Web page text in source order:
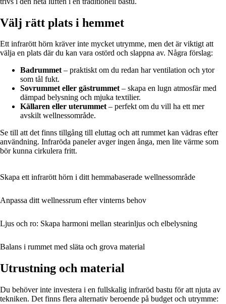
Välj rätt plats i hemmet
Ett infrarött hörn kräver inte mycket utrymme, men det är viktigt att
välja en plats där du kan vara ostörd och slappna av. Några förslag:
Badrummet– praktiskt om du redan har ventilation och ytor
som tål fukt.
Sovrummet eller gästrummet– skapa en lugn atmosfär med
dämpad belysning och mjuka textilier.
Källaren eller uterummet– perfekt om du vill ha ett mer
avskilt wellnessområde.
Se till att det finns tillgång till eluttag och att rummet kan vädras efter
användning. Infraröda paneler avger ingen ånga, men lite värme som
bör kunna cirkulera fritt.
Skapa ett infrarött hörn i ditt hemmabaserade wellnessområde
Anpassa ditt wellnessrum efter vinterns behov
Ljus och ro: Skapa harmoni mellan stearinljus och elbelysning
Balans i rummet med släta och grova material
Utrustning och material
Du behöver inte investera i en fullskalig infraröd bastu för att njuta av
tekniken. Det finns flera alternativ beroende på budget och utrymme: